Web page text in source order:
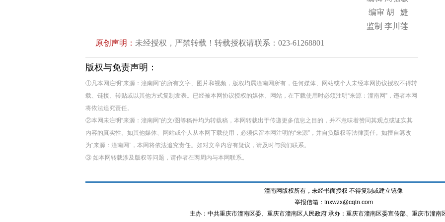
编审 胡 婕
监制 李川莲
原创声明： 未经授权，严禁转载！转载授权请联系：023-61268801
版权与免责声明：
①凡本网注明“来源：潼南网”的所有文字、图片和视频，版权均属潼南网所有，任何媒体、网站或个人未经本网协议授权不得转
载、链接、转贴或以其他方式复制发表。已经被本网协议授权的媒体、网站，在下载使用时必须注明“来源：潼南网”，违者本网
将依法追究责任。
②本网未注明“来源：潼南网”的文/图等稿件均为转载稿，本网转载出于传递更多信息之目的，并不意味着赞同其观点或证实其
内容的真实性。如其他媒体、网站或个人从本网下载使用，必须保留本网注明的“来源”，并自负版权等法律责任。如擅自篡改
为“来源：潼南网”，本网将依法追究责任。如对文章内容有疑议，请及时与我们联系。
③ 如本网转载涉及版权等问题，请作者在两周内与本网联系。
潼南网版权所有，未经书面授权 不得复制或建立镜像
举报信箱：tnxwzx@cqtn.com
主办：中共重庆市潼南区委、重庆市潼南区人民政府 承办：重庆市潼南区委宣传部、重庆市潼南